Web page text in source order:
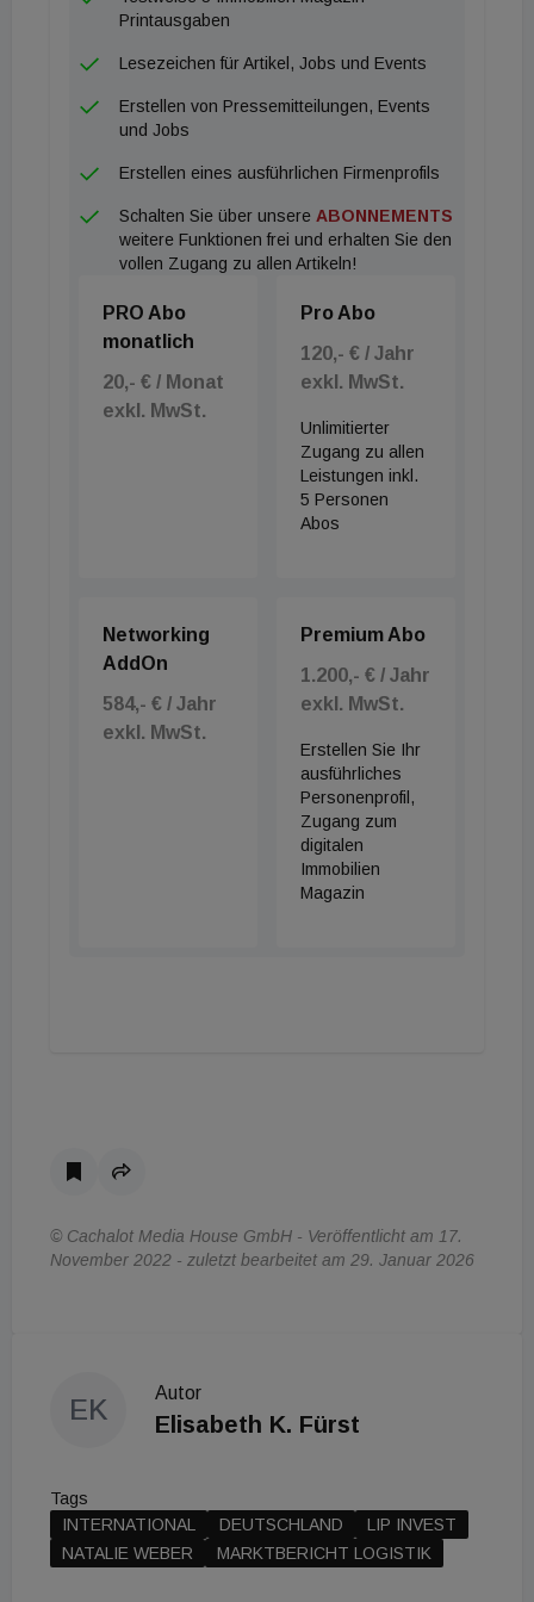
Daher werden Verkäufer und Käufer nach einer
erschwerten Preisfindungsphase auch wieder
deutlich höhere Mieten möglich sein.
Printausgaben
Lesezeichen für Artikel, Jobs und Events
Erstellen von Pressemitteilungen, Events
und Jobs
Erstellen eines ausführlichen Firmenprofils
Schalten Sie über unsere ABONNEMENTS
weitere Funktionen frei und erhalten Sie den
vollen Zugang zu allen Artikeln!
PRO Abo
monatlich
20,- € / Monat
exkl. MwSt.
Pro Abo
120,- € / Jahr
exkl. MwSt.
Unlimitierter
Zugang zu allen
Leistungen inkl.
5 Personen
Abos
Networking
AddOn
584,- € / Jahr
exkl. MwSt.
Premium Abo
1.200,- € / Jahr
exkl. MwSt.
Erstellen Sie Ihr
ausführliches
Personenprofil,
Zugang zum
digitalen
Immobilien
Magazin
© Cachalot Media House GmbH - Veröffentlicht am 17.
November 2022 - zuletzt bearbeitet am 29. Januar 2026
EK
Autor
Elisabeth K. Fürst
Tags
INTERNATIONAL
DEUTSCHLAND
LIP INVEST
NATALIE WEBER
MARKTBERICHT LOGISTIK